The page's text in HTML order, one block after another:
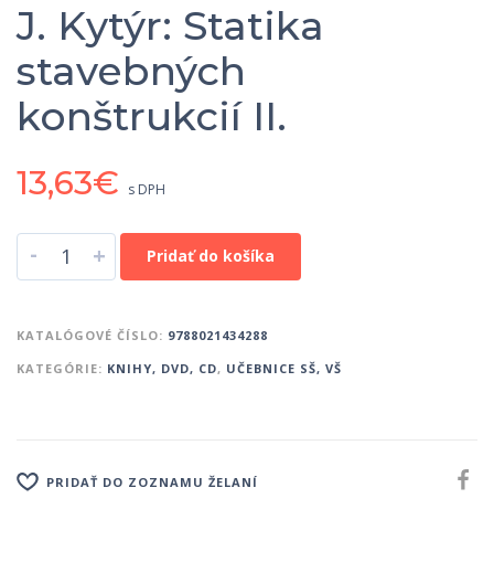
J. Kytýr: Statika
stavebných
konštrukcií II.
13,63€ s DPH
- + Pridať do košíka
KATALÓGOVÉ ČÍSLO: 9788021434288
KATEGÓRIE: KNIHY, DVD, CD, UČEBNICE SŠ, VŠ
PRIDAŤ DO ZOZNAMU ŽELANÍ